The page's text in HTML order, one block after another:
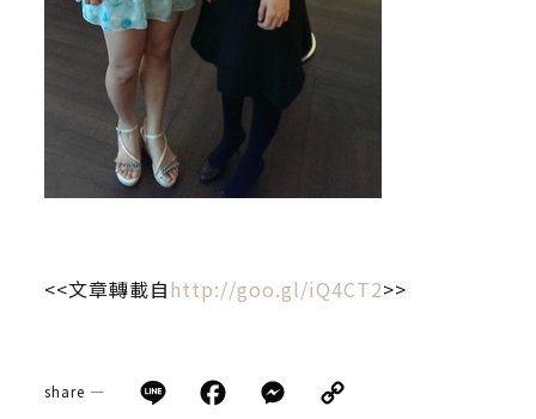
<<文章轉載自http://goo.gl/iQ4CT2>>
share — Line Facebook
Messenger